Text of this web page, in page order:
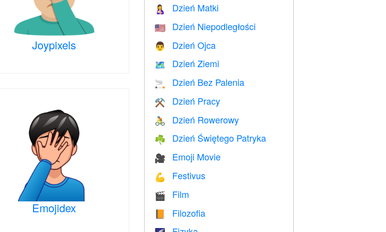
Joypixels
Emojidex
🤱 Dzień Matki
🇺🇸 Dzień Niepodległości
👨 Dzień Ojca
🗺️ Dzień Ziemi
🚬 Dzień Bez Palenia
⚒️ Dzień Pracy
🚴 Dzień Rowerowy
☘️ Dzień Świętego Patryka
🎥 Emoji Movie
💪 Festivus
🎬 Film
Filozofia